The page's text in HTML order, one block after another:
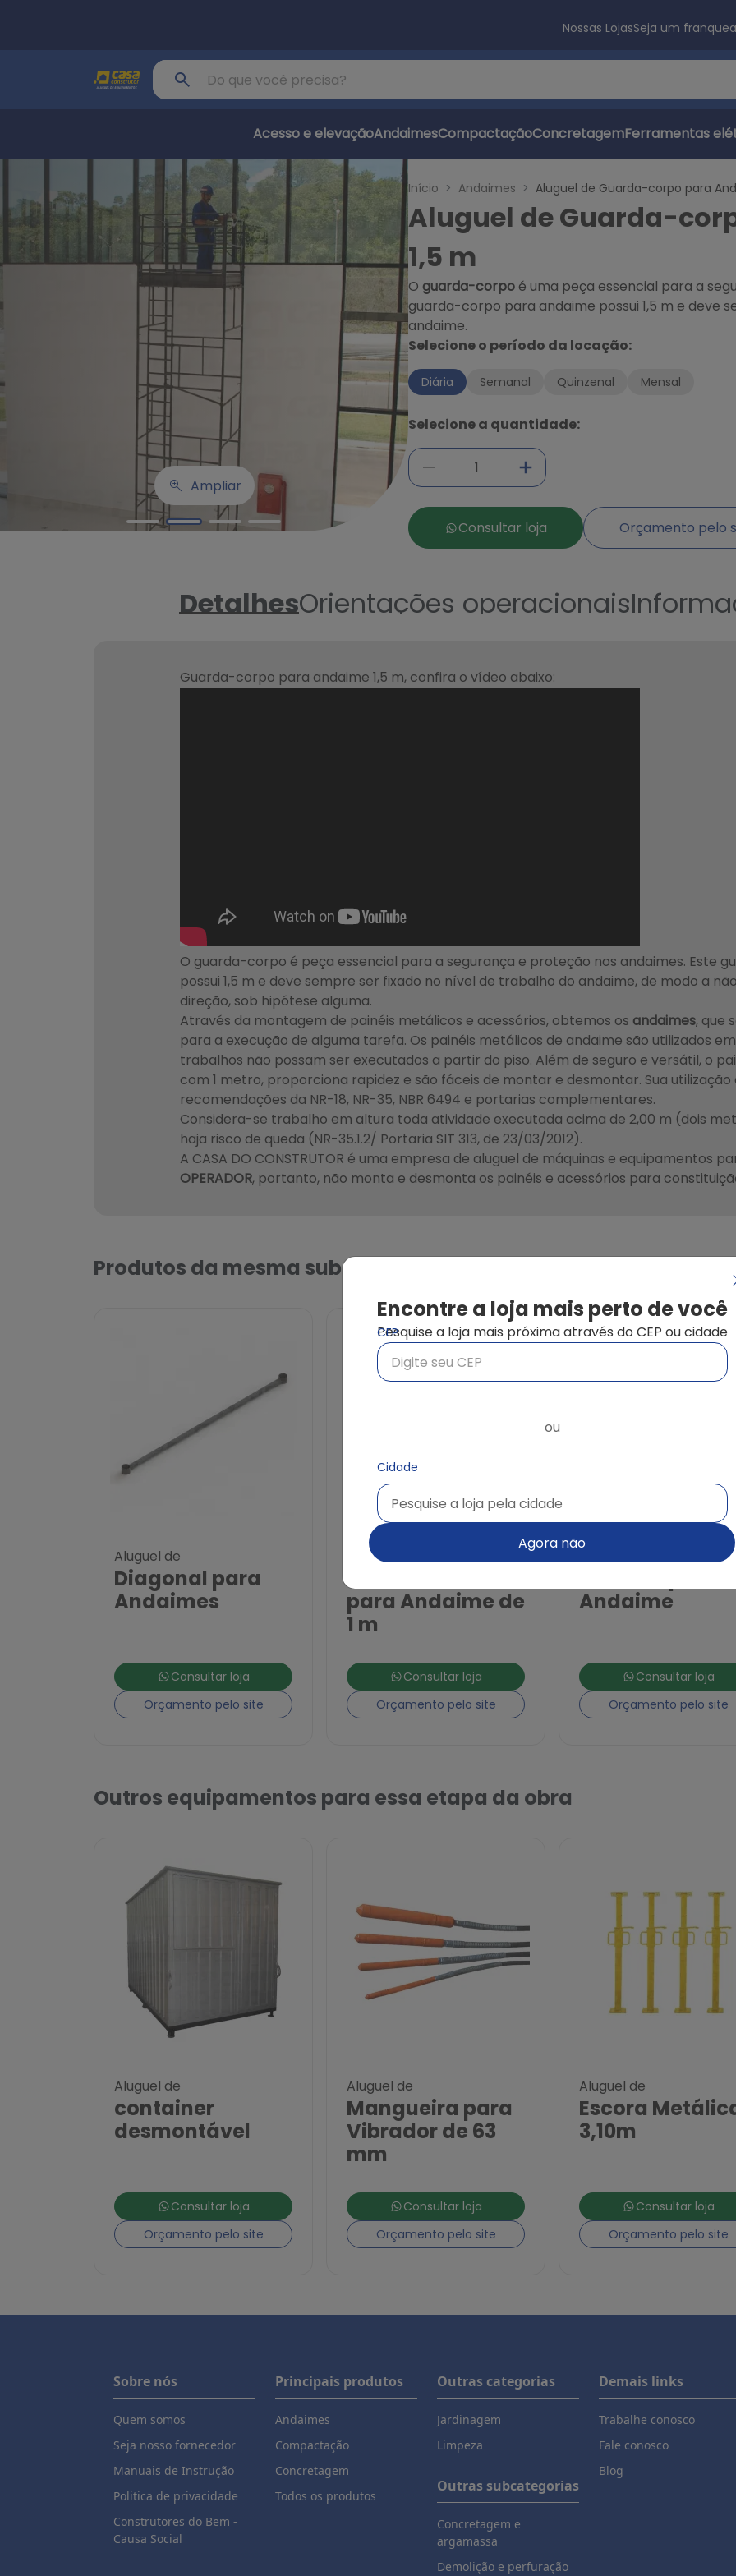
Nossas LojasSeja um
Buscar produtos
Acesso e elevaçãoAndaimesCompactaçãoConcretagemFerramentas
Ampliar
Início Andaimes Aluguel de Guarda-corpo para
Aluguel de Guarda-
1,5 m
O guarda-corpoé uma peça essencial para a
guarda-corpo para andaime possui 1,5 m e deve
andaime.
Selecione o período da locação:
Diária Semanal Quinzenal Mensal
Selecione a quantidade:
Consultar loja Orçamento pelo
DetalhesOrientações operacionais
Guarda-corpo para andaime 1,5 m, confira o vídeo abaixo:
O guarda-corpo é peça essencial para a segurança e proteção nos andaimes. Este
possui 1,5 m e deve sempre ser fixado no nível de trabalho do andaime, de modo a
direção, sob hipótese alguma.
Através da montagem de painéis metálicos e acessórios, obtemos os andaimes, que
para a execução de alguma tarefa. Os painéis metálicos de andaime são utilizados
trabalhos não possam ser executados a partir do piso. Além de seguro e versátil, o
com 1 metro, proporciona rapidez e são fáceis de montar e desmontar. Sua utilização
recomendações da NR-18, NR-35, NBR 6494 e portarias complementares.
Considera-se trabalho em altura toda atividade executada acima de 2,00 m (dois
haja risco de queda (NR-35.1.2/ Portaria SIT 313, de 23/03/2012).
A CASA DO CONSTRUTOR é uma empresa de aluguel de máquinas e equipamentos
OPERADOR, portanto, não monta e desmonta os painéis e acessórios para
Produtos da mesma subcategoria
Aluguel de
Diagonal para
Andaimes
Consultar loja
Orçamento pelo site
Aluguel de
Painel Metálico
para Andaime de
1 m
Consultar loja
Orçamento pelo site
Andaime
Consultar loja
Orçamento pelo site
Outros equipamentos para essa etapa da obra
Aluguel de
container
desmontável
Consultar loja
Orçamento pelo site
Aluguel de
Mangueira para
Vibrador de 63
mm
Consultar loja
Orçamento pelo site
Aluguel de
Escora
3,10m
Consultar loja
Orçamento pelo site
Encontre a loja mais perto de você
Pesquise a loja mais próxima através do CEP ou cidade
CEP
ou
Cidade
Pesquise a loja pela cidade
Pesquise a loja pela cidade
Agora não
Sobre nós
Quem somos
Seja nosso fornecedor
Manuais de Instrução
Politica de privacidade
Construtores do Bem -
Causa Social
Principais produtos
Andaimes
Compactação
Concretagem
Todos os produtos
Outras categorias
Jardinagem
Limpeza
Outras subcategorias
Concretagem e
argamassa
Demolição e perfuração
Demais links
Trabalhe conosco
Fale conosco
Blog